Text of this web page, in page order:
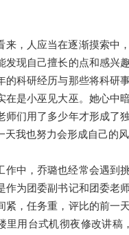
来，人应当在逐渐摸索中
发现自己擅长的点和感兴
的科研经历与那些将科研
在是小巫见大巫。她心中
师们用了多少年才形成了
天我也努力会形成自己的风
作中，乔璐也经常会遇到
作为团委副书记和团委老
紧，任务重，评比的前一
里用台式机彻夜修改讲稿